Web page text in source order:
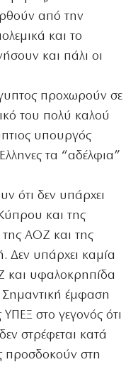
από την
και το
και πάλι οι
προχωρούν σε
του πολύ καλού
υπουργός
τα “αδέλφια”
ότι δεν υπάρχει
και της
της ΑΟΖ και της
Δεν υπάρχει καμία
και υφαλοκρηπίδα
έμφαση
ΥΠΕΞ στο γεγονός ότι
στρέφεται κατά
προσδοκούν στη